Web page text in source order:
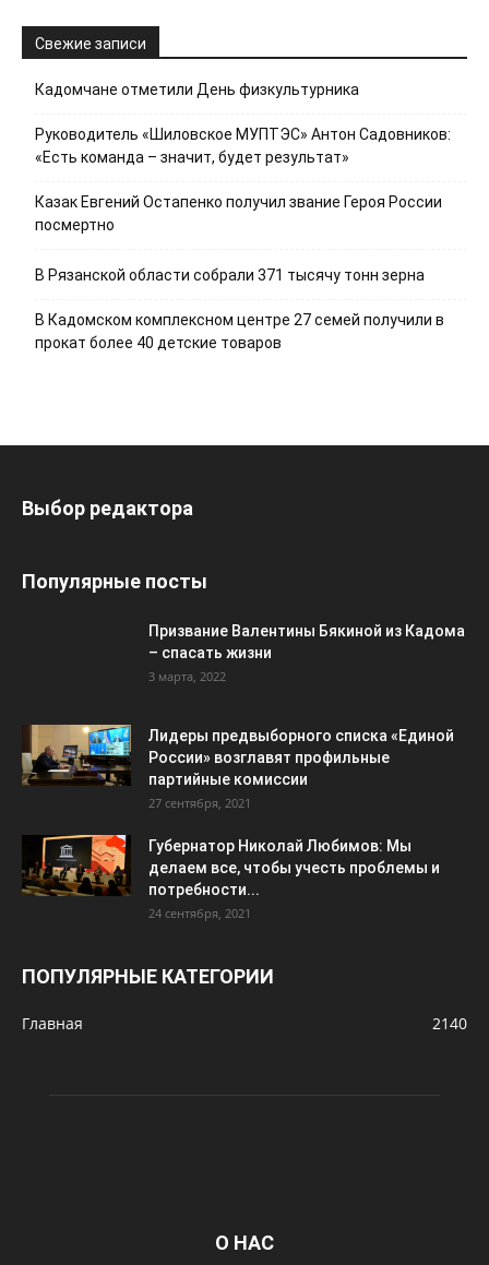
Свежие записи
Кадомчане отметили День физкультурника
Руководитель «Шиловское МУПТЭС» Антон Садовников:
«Есть команда – значит, будет результат»
Казак Евгений Остапенко получил звание Героя России
посмертно
В Рязанской области собрали 371 тысячу тонн зерна
В Кадомском комплексном центре 27 семей получили в
прокат более 40 детские товаров
Выбор редактора
Популярные посты
Призвание Валентины Бякиной из Кадома
– спасать жизни
3 марта, 2022
Лидеры предвыборного списка «Единой
России» возглавят профильные
партийные комиссии
27 сентября, 2021
Губернатор Николай Любимов: Мы
делаем все, чтобы учесть проблемы и
потребности...
24 сентября, 2021
ПОПУЛЯРНЫЕ КАТЕГОРИИ
Главная 2140
О НАС